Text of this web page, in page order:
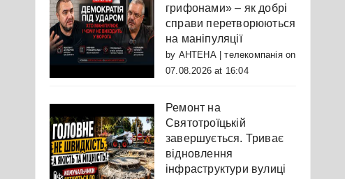
грифонами» – як добрі
справи перетворюються
на маніпуляції
by АНТЕНА | телекомпаніяon
07.08.2026 at 16:04
Ремонт на
Святотроїцькій
завершується. Триває
відновлення
інфраструктури вулиці